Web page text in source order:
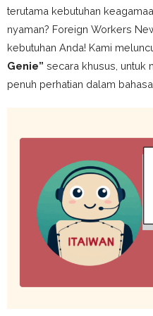
terutama kebutuhan
nyaman? Foreign Workers
kebutuhan Anda! Kami
Genie” secara khusus, untuk
penuh perhatian dalam